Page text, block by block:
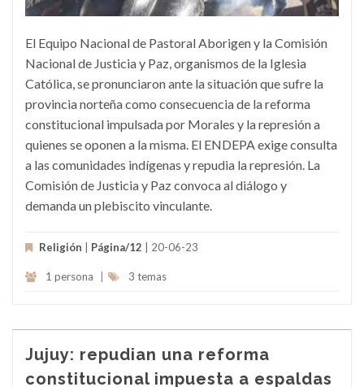
El Equipo Nacional de Pastoral Aborigen y la Comisión
Nacional de Justicia y Paz, organismos de la Iglesia
Católica, se pronunciaron ante la situación que sufre la
provincia norteña como consecuencia de la reforma
constitucional impulsada por Morales y la represión a
quienes se oponen a la misma. El ENDEPA exige consulta
a las comunidades indígenas y repudia la represión. La
Comisión de Justicia y Paz convoca al diálogo y
demanda un plebiscito vinculante.
Religión Página/12 | 20-06-23
1 persona 3 temas
Jujuy: repudian una reforma
constitucional impuesta a espaldas